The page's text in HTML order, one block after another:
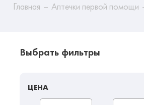
Главная Аптечки первой помощи
Выбрать фильтры
ЦЕНА